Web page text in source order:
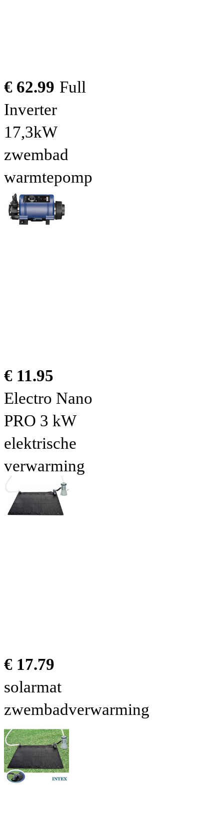
€ 62.99 Full
Inverter
17,3kW
zwembad
warmtepomp
€ 11.95
Electro Nano
PRO 3 kW
elektrische
verwarming
€ 17.79
solarmat
zwembadverwarming